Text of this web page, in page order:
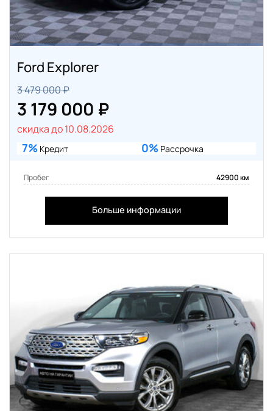
Ford Explorer
3 479 000 ₽
3 179 000 ₽
скидка до 10.08.2026
7% Кредит 0% Рассрочка
Пробег 42900 км
Больше информации